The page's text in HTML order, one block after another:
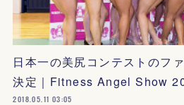
日本一の美尻コンテストのフ
決定｜Fitness Angel Show
2018.05.11 03:05